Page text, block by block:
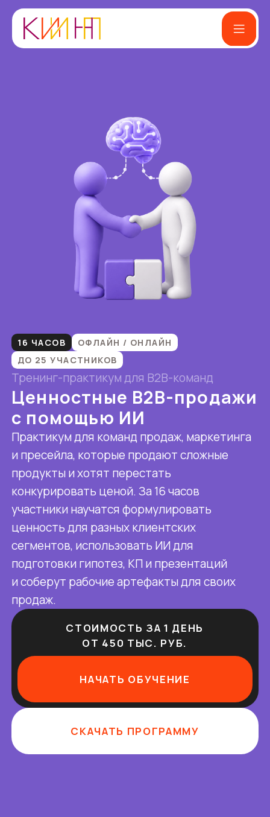
ОФЛАЙН / ОНЛАЙН
ДО 25 УЧАСТНИКОВ
Ценностные B2B-продажи
с помощью ИИ
Практикум для команд продаж, маркетинга
и пресейла, которые продают сложные
продукты и хотят перестать
конкурировать ценой. За 16 часов
участники научатся формулировать
ценность для разных клиентских
сегментов, использовать ИИ для
подготовки гипотез, КП и презентаций
и соберут рабочие артефакты для своих
продаж.
СТОИМОСТЬ ЗА 1 ДЕНЬ
ОТ 450 ТЫС. РУБ.
НАЧАТЬ ОБУЧЕНИЕ
СКАЧАТЬ ПРОГРАММУ